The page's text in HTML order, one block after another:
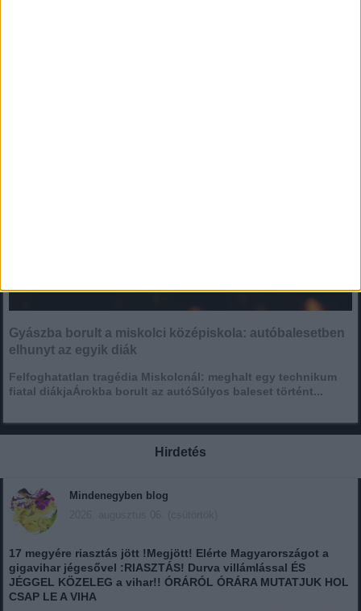
Gyászba borult a miskolci középiskola: autóbalesetben
elhunyt az egyik diák
Felfoghatatlan tragédia Miskolcnál: meghalt egy technikum
fiatal diákjaÁrokba borult az autóSúlyos baleset történt...
Hirdetés
Mindenegyben blog
17 megyére riasztás jött !Megjött! Elérte Magyarországot a
gigavihar jégesővel :RIASZTÁS! Durva villámlással ÉS
JÉGGEL KÖZELEG a vihar!! ÓRÁRÓL ÓRÁRA MUTATJUK HOL
CSAP LE A VIHA